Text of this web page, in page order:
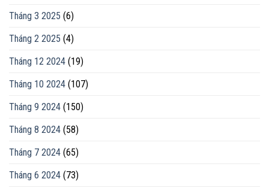
Tháng 3 2025 (6)
Tháng 2 2025 (4)
Tháng 12 2024 (19)
Tháng 10 2024 (107)
Tháng 9 2024 (150)
Tháng 8 2024 (58)
Tháng 7 2024 (65)
Tháng 6 2024 (73)